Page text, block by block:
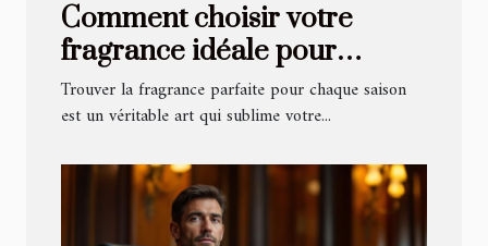
Comment choisir votre
fragrance idéale pour
chaque saison ?
Trouver la fragrance parfaite pour chaque saison
est un véritable art qui sublime votre...